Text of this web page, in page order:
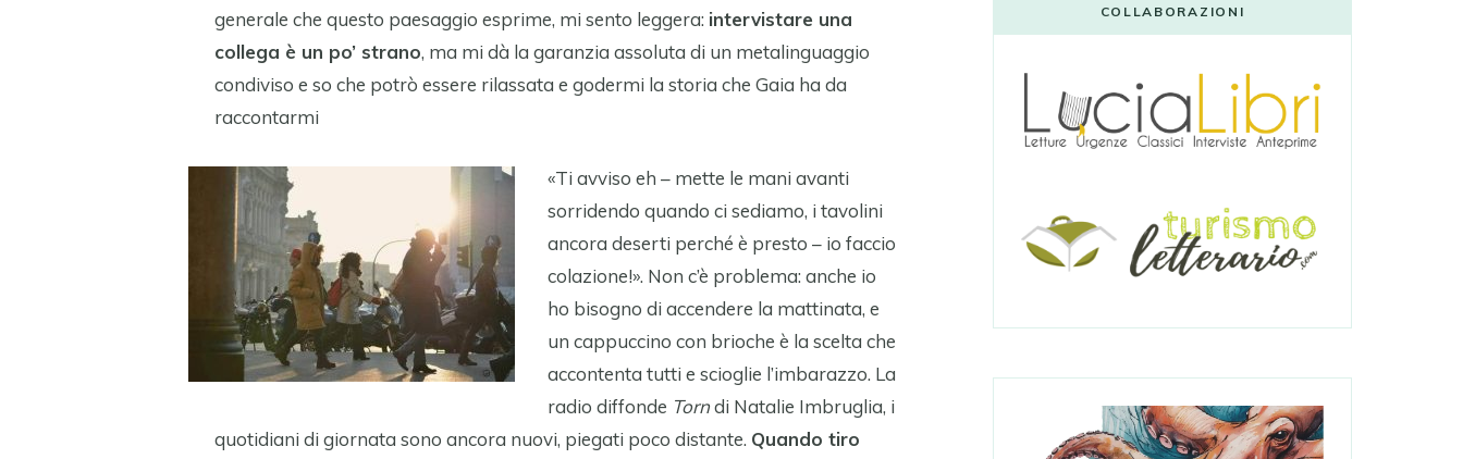
generale che questo paesaggio esprime, mi sento leggera: intervistare una
collega è un po’ strano, ma mi dà la garanzia assoluta di un metalinguaggio
condiviso e so che potrò essere rilassata e godermi la storia che Gaia ha da
raccontarmi
«Ti avviso eh – mette le mani avanti
sorridendo quando ci sediamo, i tavolini
ancora deserti perché è presto – io faccio
colazione!». Non c’è problema: anche io
ho bisogno di accendere la mattinata, e
un cappuccino con brioche è la scelta che
accontenta tutti e scioglie l’imbarazzo. La
radio diffonde Torndi Natalie Imbruglia, i
quotidiani di giornata sono ancora nuovi, piegati poco distante. Quando tiro
COLLABORAZIONI